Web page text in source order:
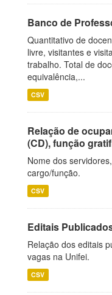
Banco de
Quantitativo de
livre, visitantes e
trabalho. Total de
equivalência,...
CSV
Relação de
(CD), função
Nome dos
cargo/função.
CSV
Editais
Relação dos editais
vagas na Unifei.
CSV